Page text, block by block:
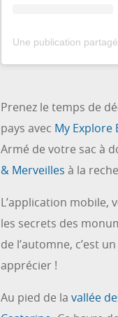
Prenez le temps de
pays avec My Explore
Armé de votre sac à
& Merveilles à la
L’application
les secrets des
de l’automne, c’est
apprécier !
Au pied de la vallée